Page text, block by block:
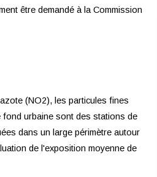
être demandé à la Commission
(NO2), les particules fines
urbaine sont des stations de
dans un large périmètre autour
de l'exposition moyenne de